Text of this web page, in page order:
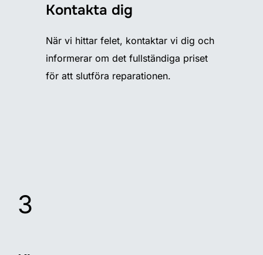
Kontakta dig
När vi hittar felet, kontaktar vi dig och
informerar om det fullständiga priset
för att slutföra reparationen.
3